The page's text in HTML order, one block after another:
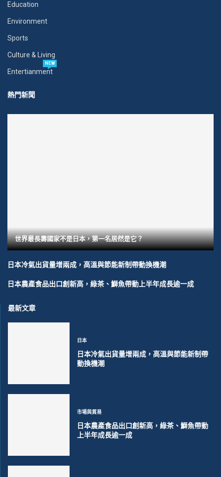
Education
Environment
Sports
Culture & Living
Entertianment
NEW
熱門新聞
世界最長壽國家不是日本，第一名居然是它？
日本冷氣出貨量增兩成，高溫與節能新制帶動換機潮
日本農產食品出口創新高，綠茶、鰤魚帶動上半年成長逾一成
最新文章
日本
日本冷氣出貨量增兩成，高溫與節能新制帶
動換機潮
市場與貿易
日本農產食品出口創新高，綠茶、鰤魚帶動
上半年成長逾一成